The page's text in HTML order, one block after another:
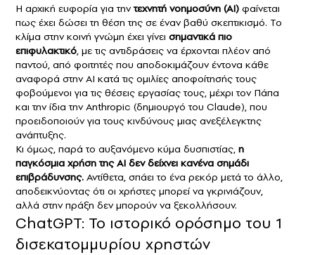
Η αρχική ευφορία για τηντεχνητή νοημοσύνη (AI) φαίνεται
πως έχει δώσει τη θέση της σε έναν βαθύ σκεπτικισμό. Το
κλίμα στην κοινή γνώμη έχει γίνει σημαντικά πιο
επιφυλακτικό, με τις αντιδράσεις να έρχονται πλέον από
παντού, από φοιτητές που αποδοκιμάζουν έντονα κάθε
αναφορά στην AI κατά τις ομιλίες αποφοίτησής τους
φοβούμενοι για τις θέσεις εργασίας τους, μέχρι τον Πάπα
και την ίδια την Anthropic (δημιουργό του Claude), που
προειδοποιούν για τους κινδύνους μιας ανεξέλεγκτης
ανάπτυξης.
Κι όμως, παρά το αυξανόμενο κύμα δυσπιστίας, η
παγκόσμια χρήση της AI δεν δείχνει κανένα σημάδι
επιβράδυνσης. Αντίθετα, σπάει το ένα ρεκόρ μετά το άλλο,
αποδεικνύοντας ότι οι χρήστες μπορεί να γκρινιάζουν,
αλλά στην πράξη δεν μπορούν να ξεκολλήσουν.
ChatGPT: Το ιστορικό ορόσημο του 1
δισεκατομμυρίου χρηστών